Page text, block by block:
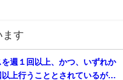
ます
週１回以上、かつ、いずれか
上行うこととされているが、